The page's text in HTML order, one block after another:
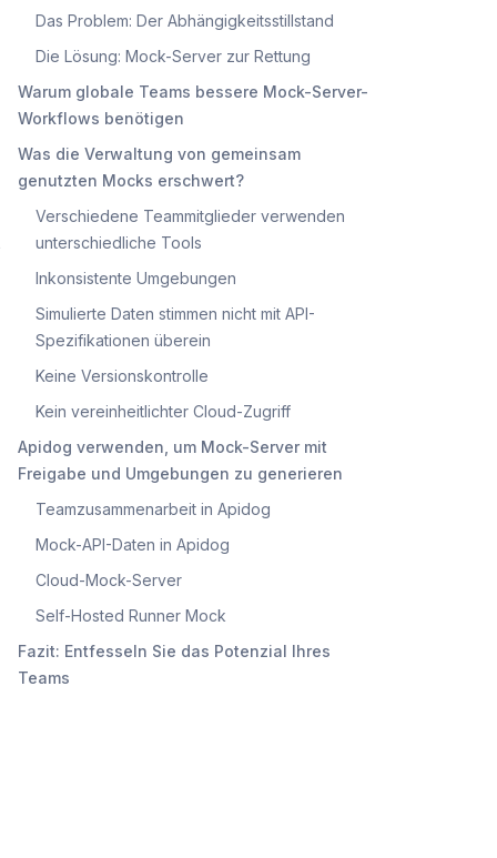
Das Problem: Der Abhängigkeitsstillstand
Die Lösung: Mock-Server zur Rettung
Warum globale Teams bessere Mock-Server-
Workflows benötigen
Was die Verwaltung von gemeinsam
genutzten Mocks erschwert?
Verschiedene Teammitglieder verwenden
unterschiedliche Tools
Inkonsistente Umgebungen
Simulierte Daten stimmen nicht mit API-
Spezifikationen überein
Keine Versionskontrolle
Kein vereinheitlichter Cloud-Zugriff
Apidog verwenden, um Mock-Server mit
Freigabe und Umgebungen zu generieren
Teamzusammenarbeit in Apidog
Mock-API-Daten in Apidog
Cloud-Mock-Server
Self-Hosted Runner Mock
Fazit: Entfesseln Sie das Potenzial Ihres
Teams